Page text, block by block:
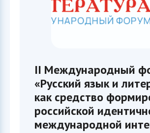
II Международный
«Русский язык и
как средство
российской
международной